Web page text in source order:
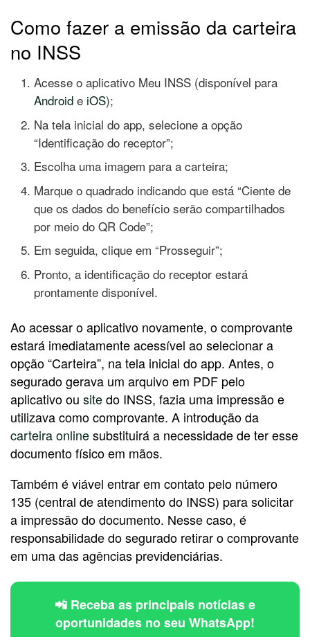
Como fazer a emissão da carteira
no INSS
Acesse o aplicativo Meu INSS (disponível para
Android e iOS);
Na tela inicial do app, selecione a opção
“Identificação do receptor”;
Escolha uma imagem para a carteira;
Marque o quadrado indicando que está “Ciente de
que os dados do benefício serão compartilhados
por meio do QR Code”;
Em seguida, clique em “Prosseguir”;
Pronto, a identificação do receptor estará
prontamente disponível.
Ao acessar o aplicativo novamente, o comprovante
estará imediatamente acessível ao selecionar a
opção “Carteira”, na tela inicial do app. Antes, o
segurado gerava um arquivo em PDF pelo
aplicativo ou sitedo INSS, fazia uma impressão e
utilizava como comprovante. A introdução da
carteira onlinesubstituirá a necessidade de ter esse
documento físico em mãos.
Também é viável entrar em contato pelo número
135 (central de atendimento do INSS) para solicitar
a impressão do documento. Nesse caso, é
responsabilidade do segurado retirar o comprovante
em uma das agências previdenciárias.
📲 Receba as principais notícias e
oportunidades no seu WhatsApp!